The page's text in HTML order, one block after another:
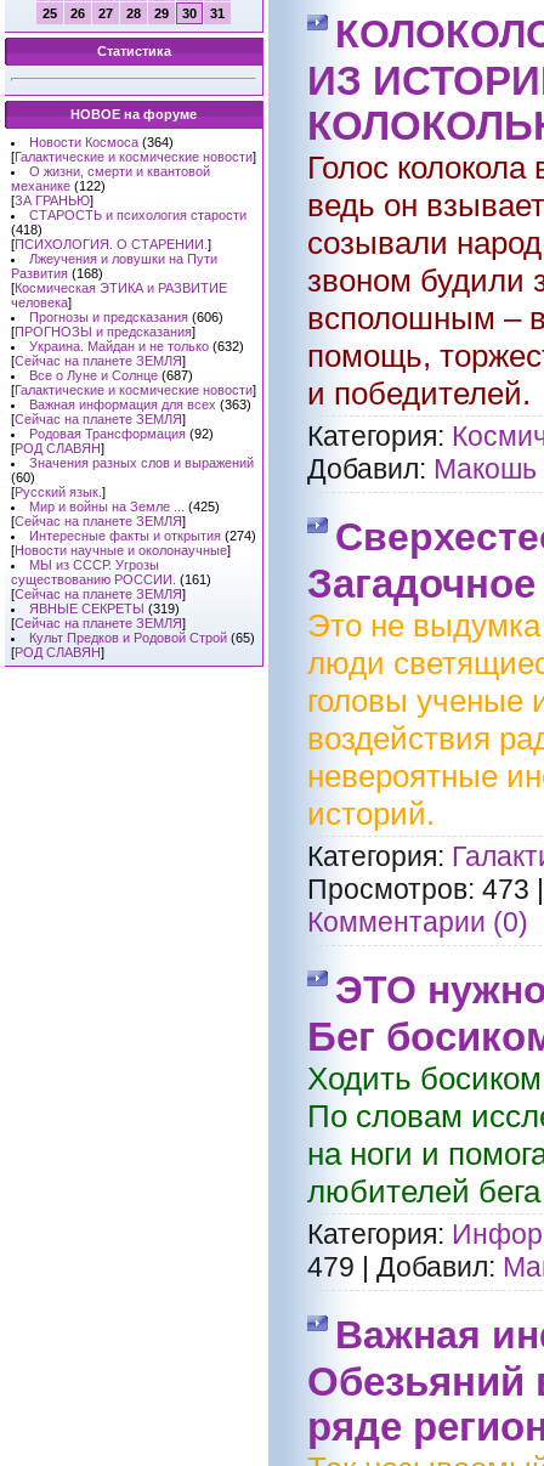
25
26 27 28 29 30 31
Статистика
НОВОЕ на форуме
Новости Космоса (364)
[Галактические и космические новости]
О жизни, смерти и квантовой
механике (122)
[ЗА ГРАНЬЮ]
СТАРОСТЬ и психология старости
(418)
[ПСИХОЛОГИЯ. О СТАРЕНИИ. ]
Лжеучения и ловушки на Пути
Развития (168)
[Космическая ЭТИКА и РАЗВИТИЕ
человека]
Прогнозы и предсказания (606)
[ПРОГНОЗЫ и предсказания]
Украина. Майдан и не только (632)
[Сейчас на планете ЗЕМЛЯ]
Все о Луне и Солнце (687)
[Галактические и космические новости]
Важная информация для всех (363)
[Сейчас на планете ЗЕМЛЯ]
Родовая Трансформация (92)
[РОД СЛАВЯН]
Значения разных слов и выражений
(60)
[Русский язык. ]
Мир и войны на Земле ...
(425)
[Сейчас на планете ЗЕМЛЯ]
Интересные факты и открытия (274)
[Новости научные и околонаучные]
МЫ из СССР. Угрозы
существованию РОССИИ. (161)
[Сейчас на планете ЗЕМЛЯ]
ЯВНЫЕ СЕКРЕТЫ (319)
[Сейчас на планете ЗЕМЛЯ]
Культ Предков и Родовой Строй (65)
[РОД СЛАВЯН]
ИЗ
Голос
ведь он
созывали
звоном будили
всполошным –
помощь,
и победителей.
Категория:
Добавил: Макошь
Это не выдумка
люди
головы ученые
воздействия
невероятные
историй.
Категория:
Просмотров: 473
Комментарии (0)
ЭТО
Бег
Ходить
По словам
на ноги и
любителей
Категория:
479
Добавил:
Важная
Обезьяний
ряде